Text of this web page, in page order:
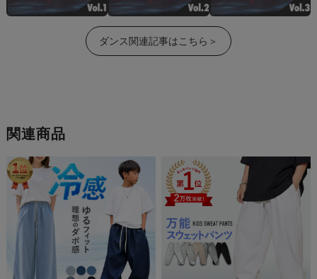
ダンス関連記事はこちら＞
関連商品